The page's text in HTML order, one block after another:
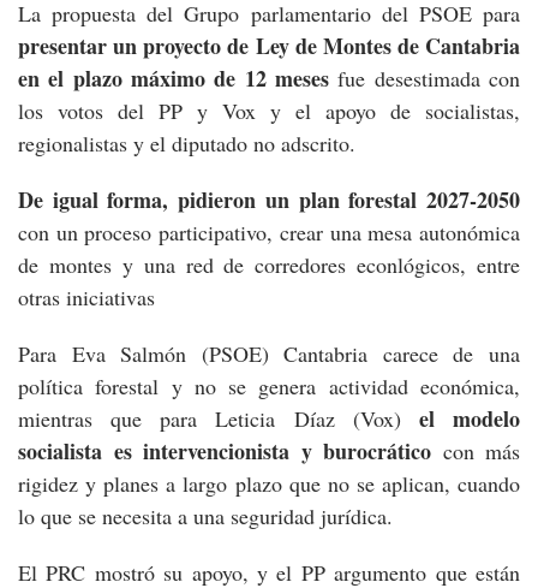
La propuesta del Grupo parlamentario del PSOE para
presentar un proyecto de Ley de Montes de Cantabria
en el plazo máximo de 12 meses fue desestimada con
los votos del PP y Vox y el apoyo de socialistas,
regionalistas y el diputado no adscrito.
De igual forma, pidieron un plan forestal 2027-2050
con un proceso participativo, crear una mesa autonómica
de montes y una red de corredores econlógicos, entre
otras iniciativas
Para Eva Salmón (PSOE) Cantabria carece de una
política forestal y no se genera actividad económica,
mientras que para Leticia Díaz (Vox) el modelo
socialista es intervencionista y burocrático con más
rigidez y planes a largo plazo que no se aplican, cuando
lo que se necesita a una seguridad jurídica.
El PRC mostró su apoyo, y el PP argumento que están